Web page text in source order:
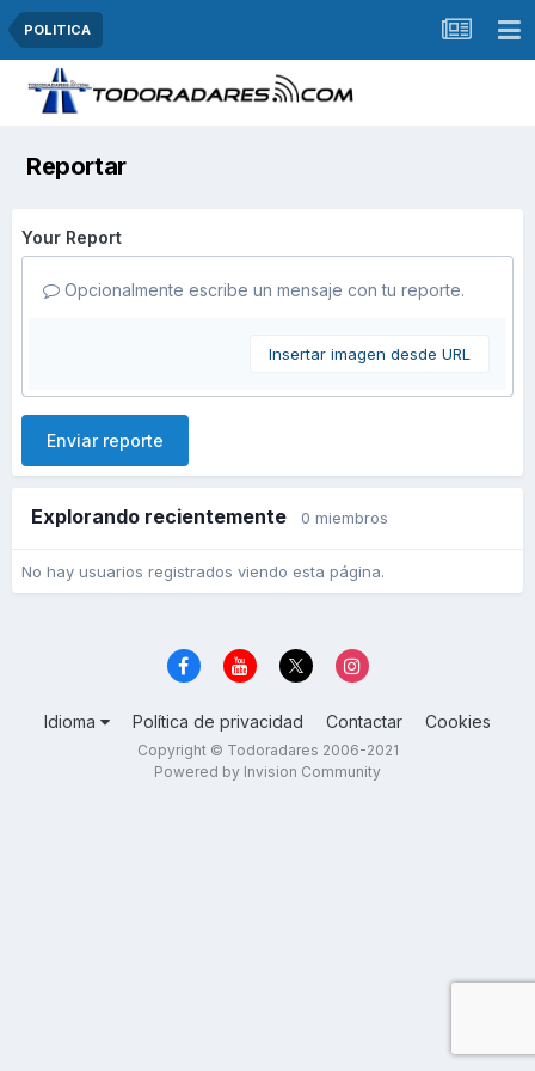
POLITICA
Reportar
Your Report
Opcionalmente escribe un mensaje con tu reporte.
Insertar imagen desde URL
Enviar reporte
Explorando recientemente 0 miembros
No hay usuarios registrados viendo esta página.
Idioma Política de privacidad Contactar Cookies
Copyright © Todoradares 2006-2021
Powered by Invision Community